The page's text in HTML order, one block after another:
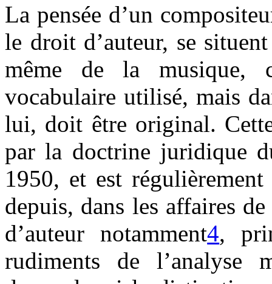
La pensée d’un
le droit d’auteur, se
même de la musique,
vocabulaire utilisé, mais
lui, doit être original.
par la doctrine juridique
1950, et est
depuis, dans les affaires
d’auteur notamment4,
rudiments de l’analyse